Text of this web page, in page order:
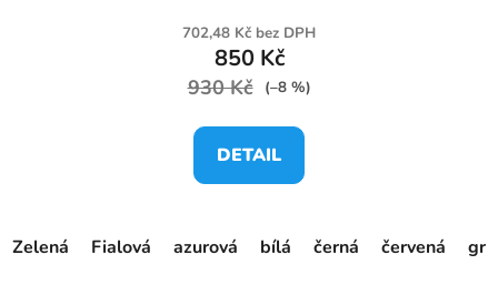
702,48 Kč bez DPH
850 Kč
930 Kč (–8 %)
DETAIL
Zelená Fialová azurová bílá černá červená